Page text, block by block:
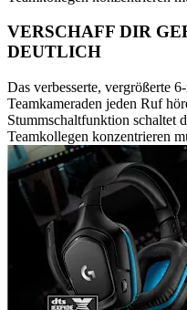
VERSCHAFF DIR
DEUTLICH
Das verbesserte, vergrößerte
Teamkameraden jeden Ruf
Stummschaltfunktion schaltet
Teamkollegen konzentrieren